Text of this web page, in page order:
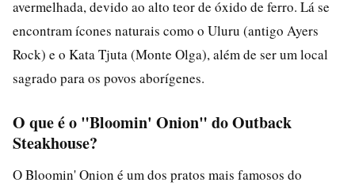
avermelhada, devido ao alto teor de óxido de ferro. Lá se
encontram ícones naturais como o Uluru (antigo Ayers
Rock) e o Kata Tjuta (Monte Olga), além de ser um local
sagrado para os povos aborígenes.
O que é o "Bloomin' Onion" do Outback
Steakhouse?
O Bloomin' Onion é um dos pratos mais famosos do